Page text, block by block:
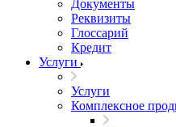
Документы
Реквизиты
Глоссарий
Кредит
Услуги
Услуги
Комплексное